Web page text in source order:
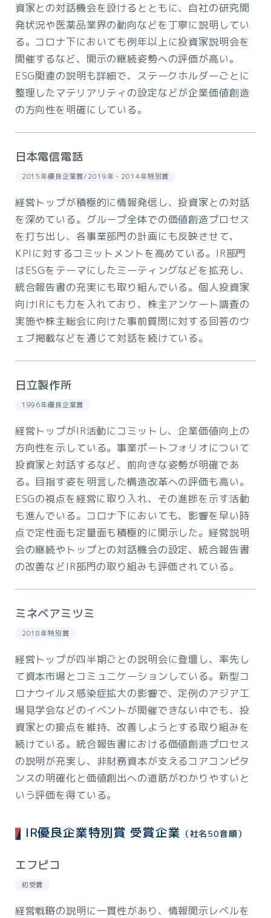
資家との対話機会を設けるとともに、自社の研究開
発状況や医薬品業界の動向などを丁寧に説明してい
る。コロナ下においても例年以上に投資家説明会を
開催するなど、開示の継続姿勢への評価が高い。
ESG関連の説明も詳細で、ステークホルダーごとに
整理したマテリアリティの設定などが企業価値創造
の方向性を明確にしている。
日本電信電話
2015年優良企業賞/2019年・2014年特別賞
経営トップが積極的に情報発信し、投資家との対話
を深めている。グループ全体での価値創造プロセス
を打ち出し、各事業部門の計画にも反映させて、
KPIに対するコミットメントを高めている。IR部門
はESGをテーマにしたミーティングなどを拡充し、
統合報告書の充実にも取り組んでいる。個人投資家
向けIRにも力を入れており、株主アンケート調査の
実施や株主総会に向けた事前質問に対する回答のウ
ェブ掲載などを通じて対話を続けている。
日立製作所
1996年優良企業賞
経営トップがIR活動にコミットし、企業価値向上の
方向性を示している。事業ポートフォリオについて
投資家と対話するなど、前向きな姿勢が明確であ
る。目指す姿を明言した構造改革への評価も高い。
ESGの視点を経営に取り入れ、その進捗を示す活動
も進んでいる。コロナ下においても、影響を早い時
点で定性面も定量面も積極的に開示した。経営説明
会の継続やトップとの対話機会の設定、統合報告書
の改善などIR部門の取り組みも評価されている。
ミネベアミツミ
2018年特別賞
経営トップが四半期ごとの説明会に登壇し、率先し
て資本市場とコミュニケーションしている。新型コ
ロナウイルス感染症拡大の影響で、定例のアジア工
場見学会などのイベントが開催できない中でも、投
資家との接点を維持、改善しようとする取り組みを
続けている。統合報告書における価値創造プロセス
の説明が充実し、非財務資本が支えるコアコンピタ
ンスの明確化と価値創出への道筋がわかりやすいと
いう評価を得ている。
IR優良企業特別賞 受賞企業 （社名50音順）
エフピコ
初受賞
経営戦略の説明に一貫性があり、情報開示レベルを